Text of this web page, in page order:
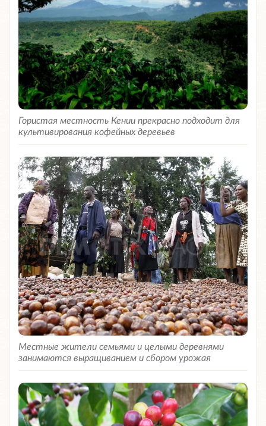
Гористая местность Кении прекрасно подходит для
культивирования кофейных деревьев
Местные жители семьями и целыми деревнями
занимаются выращиванием и сбором урожая